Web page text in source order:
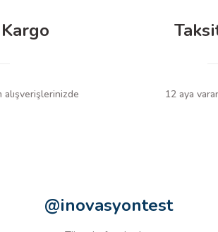
12 aya
@inovasyontest